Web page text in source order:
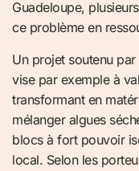
Guadeloupe,
ce problème en
Un projet soutenu par
vise par exemple à
transformant en
mélanger algues
blocs à fort pouvoir
local. Selon les